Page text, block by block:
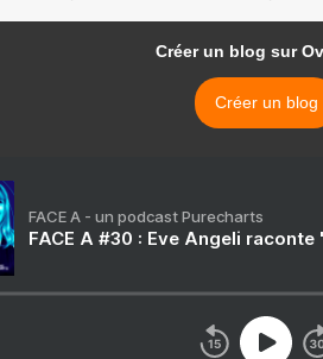
Créer un blog sur
Créer un blog
FACE A - un podcast Purecharts
FACE A #30 : Eve Angeli